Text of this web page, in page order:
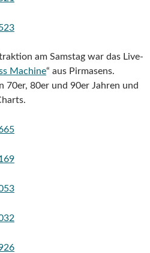
am Samstag war das Live-
Machine“ aus Pirmasens.
70er, 80er und 90er Jahren und